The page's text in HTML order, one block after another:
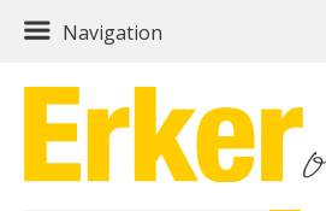
Navigation